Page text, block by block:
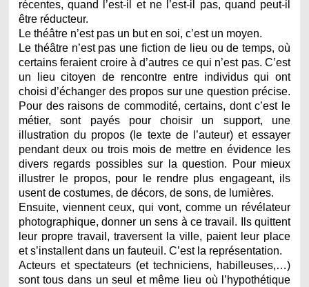
récentes, quand l’est-il et ne l’est-il pas, quand peut-il
être réducteur.
Le théâtre n’est pas un but en soi, c’est un moyen.
Le théâtre n’est pas une fiction de lieu ou de temps, où
certains feraient croire à d’autres ce qui n’est pas. C’est
un lieu citoyen de rencontre entre individus qui ont
choisi d’échanger des propos sur une question précise.
Pour des raisons de commodité, certains, dont c’est le
métier, sont payés pour choisir un support, une
illustration du propos (le texte de l’auteur) et essayer
pendant deux ou trois mois de mettre en évidence les
divers regards possibles sur la question. Pour mieux
illustrer le propos, pour le rendre plus engageant, ils
usent de costumes, de décors, de sons, de lumières.
Ensuite, viennent ceux, qui vont, comme un révélateur
photographique, donner un sens à ce travail. Ils quittent
leur propre travail, traversent la ville, paient leur place
et s’installent dans un fauteuil. C’est la représentation.
Acteurs et spectateurs (et techniciens, habilleuses,…)
sont tous dans un seul et même lieu où l’hypothétique